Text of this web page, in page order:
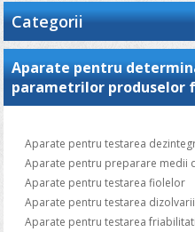
Categorii
Aparate pentru
parametrilor produselor
Aparate pentru testarea
Aparate pentru preparare medii
Aparate pentru testarea fiolelor
Aparate pentru testarea
Aparate pentru testarea